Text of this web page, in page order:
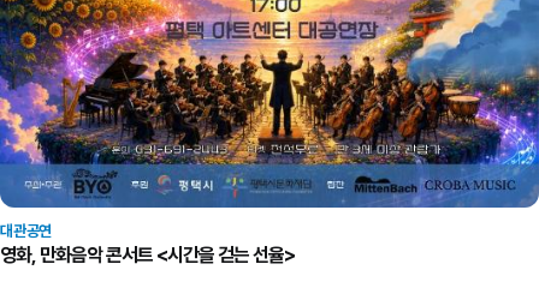
대관공연
영화, 만화음악 콘서트 <시간을 걷는 선율>